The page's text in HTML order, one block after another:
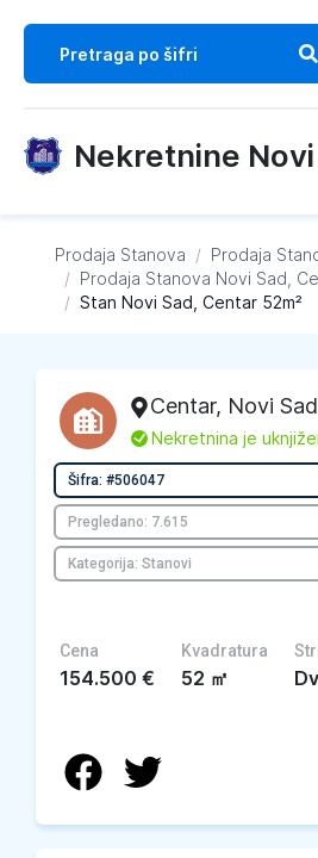
Nekretnine Novi
Prodaja Stanova / Prodaja
/ Prodaja Stanova Novi Sad,
/ Stan Novi Sad, Centar 52m²
Centar, Novi Sad
L Nekretnina je
Šifra: #506047
Pregledano: 7.615
Kategorija: Stanovi
Cena
154.500 €
Kvadratura
52 ㎡